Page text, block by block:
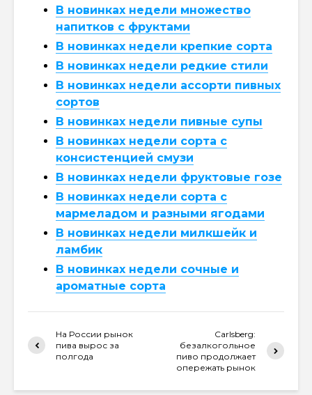
В новинках недели множество
напитков с фруктами
В новинках недели крепкие сорта
В новинках недели редкие стили
В новинках недели ассорти пивных
сортов
В новинках недели пивные супы
В новинках недели сорта с
консистенцией смузи
В новинках недели фруктовые гозе
В новинках недели сорта с
мармеладом и разными ягодами
В новинках недели милкшейк и
ламбик
В новинках недели сочные и
ароматные сорта
На России рынок
пива вырос за
полгода
Carlsberg:
безалкогольное
пиво продолжает
опережать рынок